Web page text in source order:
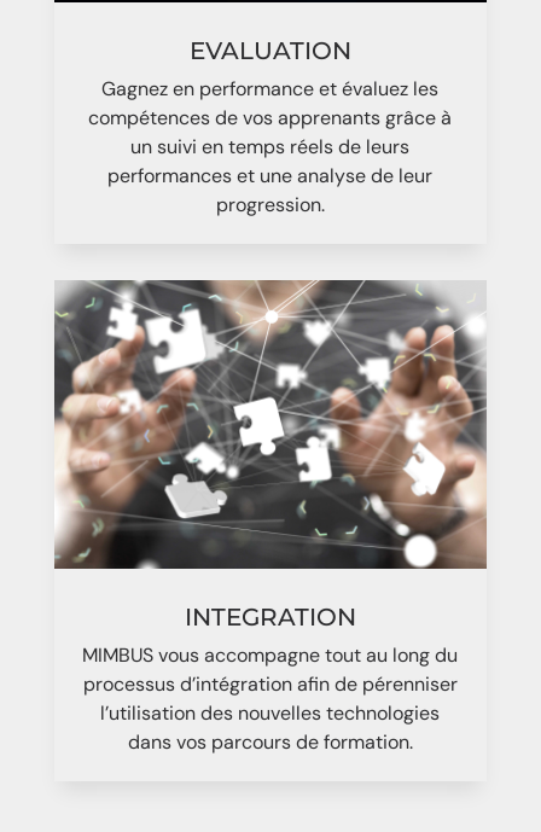
EVALUATION
Gagnez en performance et évaluez les
compétences de vos apprenants grâce à
un suivi en temps réels de leurs
performances et une analyse de leur
progression.
INTEGRATION
MIMBUS vous accompagne tout au long du
processus d’intégration afin de pérenniser
l’utilisation des nouvelles technologies
dans vos parcours de formation.